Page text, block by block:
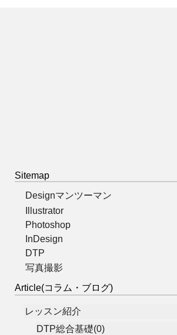
Sitemap
Designマンツーマン
Illustrator
Photoshop
InDesign
DTP
写真撮影
Article(コラム・ブログ)
レッスン紹介
DTP総合基礎(0)